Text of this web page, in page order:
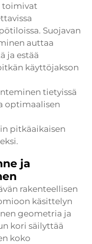
toimivat
Suojavan
auttaa
ja estää
käyttöjakson
tietyissä
optimaalisen
pitkäaikaisen
ja
rakenteellisen
käsittelyn
geometria ja
kori säilyttää
koko